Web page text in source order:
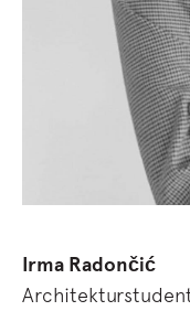
Irma Radončić